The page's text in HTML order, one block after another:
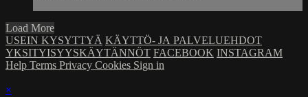
Load More
USEIN KYSYTTYÄ KÄYTTÖ- JA PALVELUEHDOT
YKSITYISYYSKÄYTÄNNÖT FACEBOOK INSTAGRAM
Help Terms Privacy Cookies Sign in
×